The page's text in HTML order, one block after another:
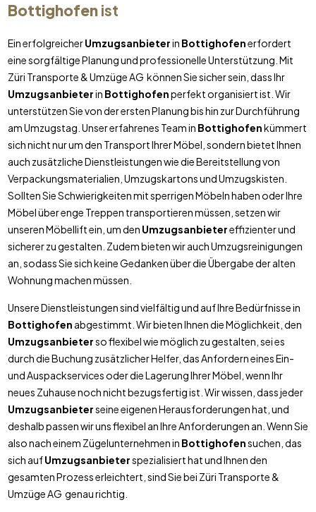
Bottighofenist
Ein erfolgreicherUmzugsanbieterin Bottighofenerfordert
eine sorgfältige Planung und professionelle Unterstützung. Mit
Züri Transporte & Umzüge AG können Sie sicher sein, dass Ihr
Umzugsanbieterin Bottighofenperfekt organisiert ist. Wir
unterstützen Sie von der ersten Planung bis hin zur Durchführung
am Umzugstag. Unser erfahrenes Team in Bottighofenkümmert
sich nicht nur um den Transport Ihrer Möbel, sondern bietet Ihnen
auch zusätzliche Dienstleistungen wie die Bereitstellung von
Verpackungsmaterialien, Umzugskartons und Umzugskisten.
Sollten Sie Schwierigkeiten mit sperrigen Möbeln haben oder Ihre
Möbel über enge Treppen transportieren müssen, setzen wir
unseren Möbellift ein, um den Umzugsanbietereffizienter und
sicherer zu gestalten. Zudem bieten wir auch Umzugsreinigungen
an, sodass Sie sich keine Gedanken über die Übergabe der alten
Wohnung machen müssen.
Unsere Dienstleistungen sind vielfältig und auf Ihre Bedürfnisse in
Bottighofen abgestimmt. Wir bieten Ihnen die Möglichkeit, den
Umzugsanbieterso flexibel wie möglich zu gestalten, sei es
durch die Buchung zusätzlicher Helfer, das Anfordern eines Ein-
und Auspackservices oder die Lagerung Ihrer Möbel, wenn Ihr
neues Zuhause noch nicht bezugsfertig ist. Wir wissen, dass jeder
Umzugsanbieterseine eigenen Herausforderungen hat, und
deshalb passen wir uns flexibel an Ihre Anforderungen an. Wenn Sie
also nach einem Zügelunternehmen in Bottighofensuchen, das
sich aufUmzugsanbieterspezialisiert hat und Ihnen den
gesamten Prozess erleichtert, sind Sie bei Züri Transporte &
Umzüge AG genau richtig.